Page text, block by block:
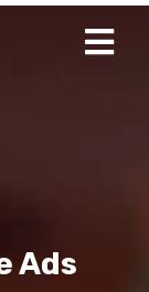
Ads